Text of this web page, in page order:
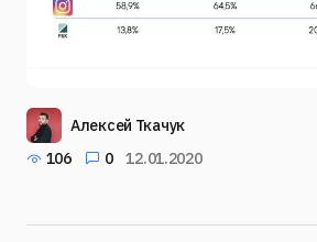
Алексей Ткачук
106
0 12.01.2020